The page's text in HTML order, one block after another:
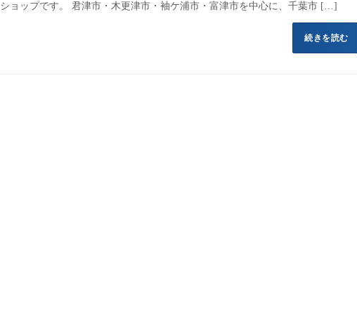
ショップです。 君津市・木更津市・袖ケ浦市・富津市を中心に、千葉市 […]
続きを読む